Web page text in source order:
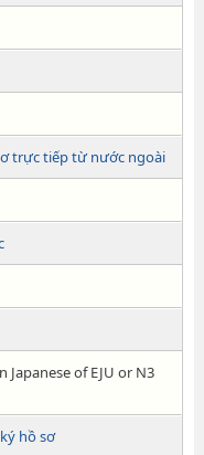
trực tiếp từ nước ngoài
of EJU or N3
hồ sơ